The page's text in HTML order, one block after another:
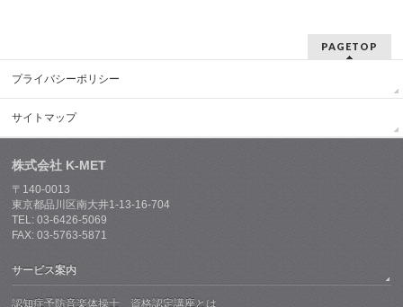
PAGETOP
プライバシーポリシー
サイトマップ
株式会社 K-MET
〒140-0013
東京都品川区南大井1-13-16-704
TEL: 03-6426-5069
FAX: 03-5763-5871
サービス案内
認知症予防音楽体操士 資格認定講座とは